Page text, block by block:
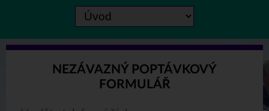
NEZÁVAZNÝ POPTÁVKOVÝ
FORMULÁŘ